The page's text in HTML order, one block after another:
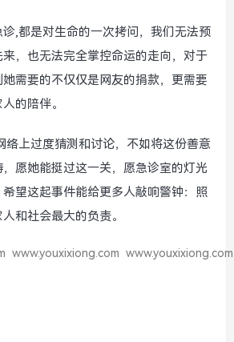
,都是对生命的一次拷问，我们无法预
，也无法完全掌控命运的走向，对于
需要的不仅仅是网友的捐款，更需要
的陪伴。
络上过度猜测和讨论，不如将这份善意
愿她能挺过这一关，愿急诊室的灯光
望这起事件能给更多人敲响警钟：照
和社会最大的负责。
www.youxixiong.com www.youxixiong.com